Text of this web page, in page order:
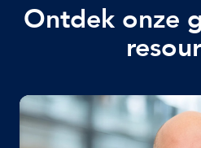
Ontdek onze